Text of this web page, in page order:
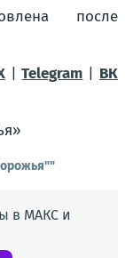
после
|Telegram | ВК
в МАКС и